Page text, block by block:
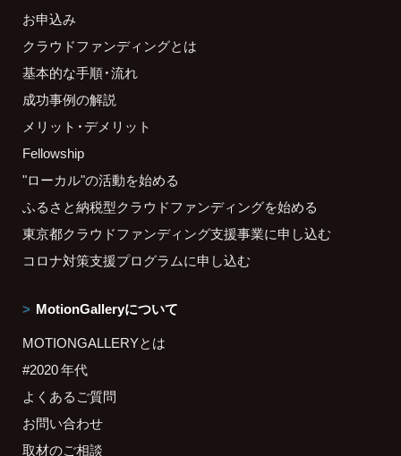
お申込み
クラウドファンディングとは
基本的な手順・流れ
成功事例の解説
メリット・デメリット
Fellowship
"ローカル"の活動を始める
ふるさと納税型クラウドファンディングを始める
東京都クラウドファンディング支援事業に申し込む
コロナ対策支援プログラムに申し込む
MotionGalleryについて
MOTIONGALLERYとは
#2020 年代
よくあるご質問
お問い合わせ
取材のご相談